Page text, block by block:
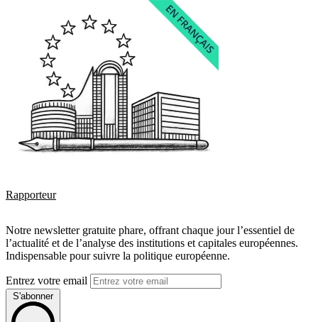
Rapporteur
Notre newsletter gratuite phare, offrant chaque jour l’essentiel de
l’actualité et de l’analyse des institutions et capitales européennes.
Indispensable pour suivre la politique européenne.
Entrez votre email
S'abonner